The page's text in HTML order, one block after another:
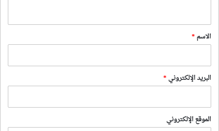
*
الاسم *
البريد الإلكتروني *
الموقع الإلكتروني